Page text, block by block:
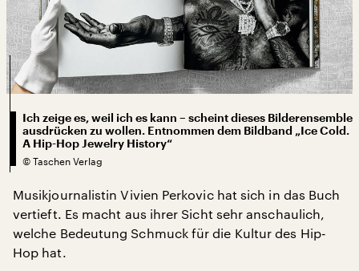
Ich zeige es, weil ich es kann – scheint dieses Bilderensemble
ausdrücken zu wollen. Entnommen dem Bildband „Ice Cold.
A Hip-Hop Jewelry History“
© Taschen Verlag
Musikjournalistin Vivien Perkovic hat sich in das Buch
vertieft. Es macht aus ihrer Sicht sehr anschaulich,
welche Bedeutung Schmuck für die Kultur des Hip-
Hop hat.